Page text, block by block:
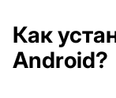
Как
Android?